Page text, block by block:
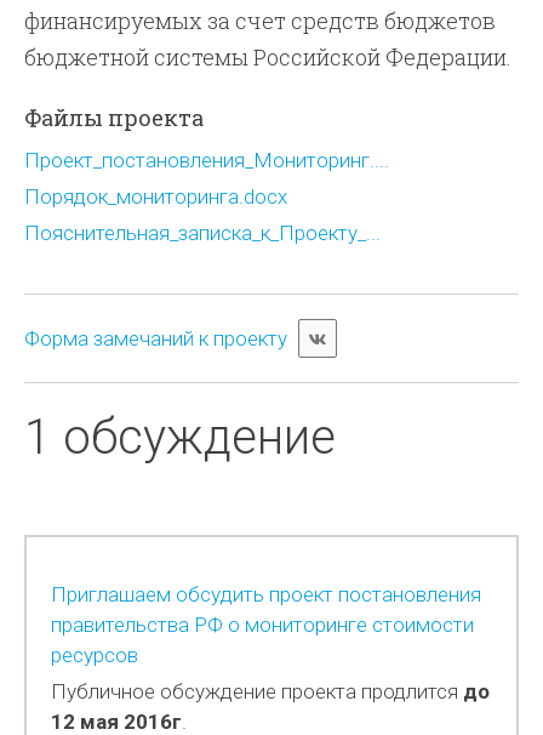
финансируемых за счет средств бюджетов
бюджетной системы Российской Федерации.
Файлы проекта
Проект_постановления_Мониторинг....
Порядок_мониторинга.docx
Пояснительная_записка_к_Проекту_...
Форма замечаний к проекту
1 обсуждение
Приглашаем обсудить проект постановления
правительства РФ о мониторинге стоимости
ресурсов
Публичное обсуждение проекта продлится до
12 мая 2016г.